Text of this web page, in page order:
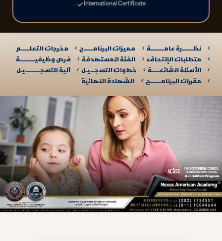
International Certificate
نظـــــــرة عامـــــــــة مميزات البرنامــــــج
مخرجات التعلــــــم
متطلبات الإلتحاق
الفئة المستهدفة
فرص وظيفيــــــــــة
الأسئلة الشائعـــــة
خطوات التسجـــيـل
آلية التسجــــــــــيـل​
مقررات البرنامـــــــج
الشهادة النهائية